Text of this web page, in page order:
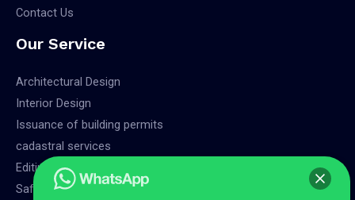
Contact Us
Our Service
Architectural Design
Interior Design
Issuance of building permits
cadastral services
Editing charts
Safety Services